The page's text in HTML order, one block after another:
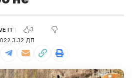
3:32 ДП
3